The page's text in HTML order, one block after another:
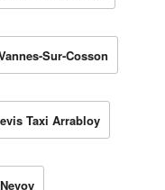
Sur-Cosson
Taxi Arrabloy